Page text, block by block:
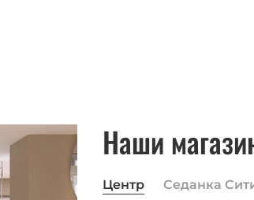
Наши
Центр Седанка